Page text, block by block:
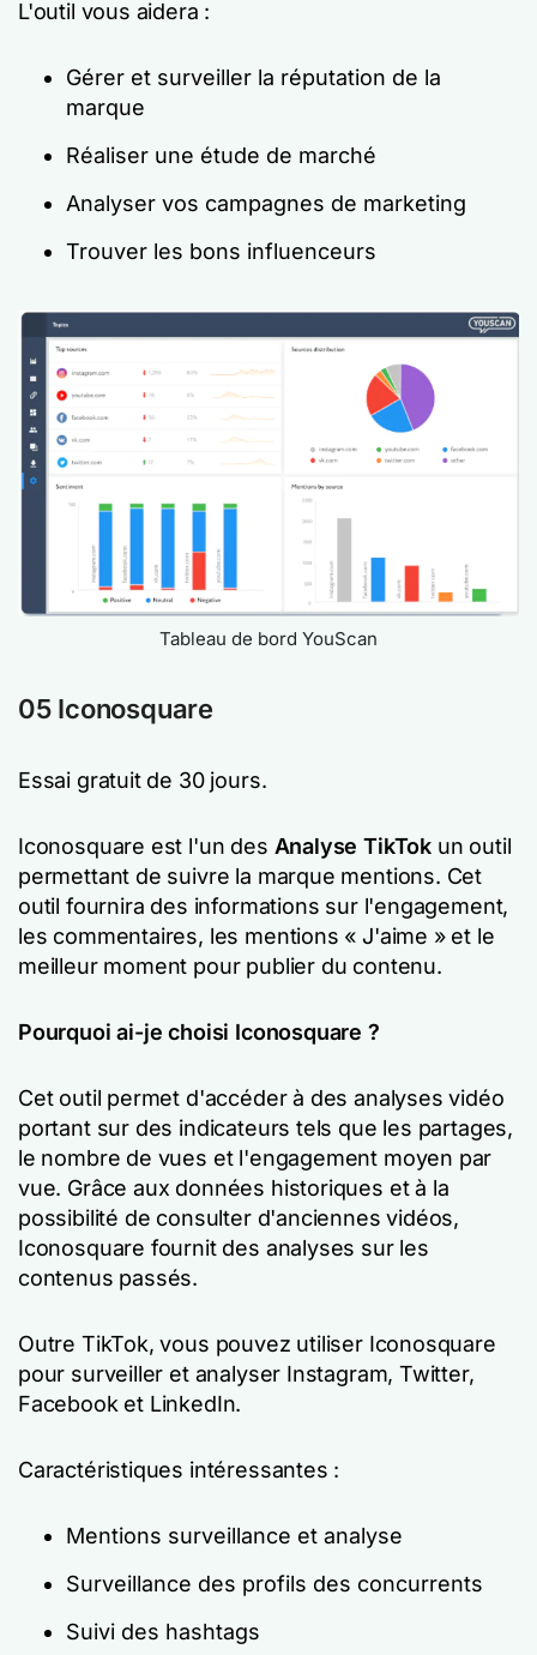
L'outil vous aidera :
Gérer et surveiller la réputation de la
marque
Réaliser une étude de marché
Analyser vos campagnes de marketing
Trouver les bons influenceurs
Tableau de bord YouScan
05 Iconosquare
Essai gratuit de 30 jours.
Iconosquare est l'un des Analyse TikTok un outil
permettant de suivre la marque mentions. Cet
outil fournira des informations sur l'engagement,
les commentaires, les mentions « J'aime » et le
meilleur moment pour publier du contenu.
Pourquoi ai-je choisi Iconosquare ?
Cet outil permet d'accéder à des analyses vidéo
portant sur des indicateurs tels que les partages,
le nombre de vues et l'engagement moyen par
vue. Grâce aux données historiques et à la
possibilité de consulter d'anciennes vidéos,
Iconosquare fournit des analyses sur les
contenus passés.
Outre TikTok, vous pouvez utiliser Iconosquare
pour surveiller et analyser Instagram, Twitter,
Facebook et LinkedIn.
Caractéristiques intéressantes :
Mentions surveillance et analyse
Surveillance des profils des concurrents
Suivi des hashtags